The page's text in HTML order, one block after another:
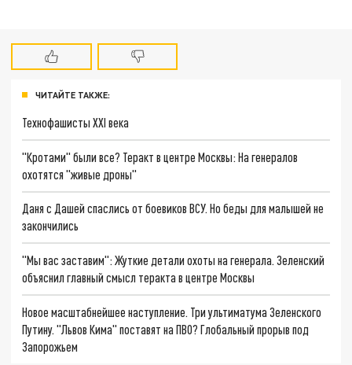
ЧИТАЙТЕ ТАКЖЕ:
Технофашисты XXI века
"Кротами" были все? Теракт в центре Москвы: На генералов
охотятся "живые дроны"
Даня с Дашей спаслись от боевиков ВСУ. Но беды для малышей не
закончились
"Мы вас заставим": Жуткие детали охоты на генерала. Зеленский
объяснил главный смысл теракта в центре Москвы
Новое масштабнейшее наступление. Три ультиматума Зеленского
Путину. "Львов Кима" поставят на ПВО? Глобальный прорыв под
Запорожьем